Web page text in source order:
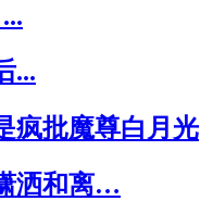
...
疯批魔尊白月光
洒和离…